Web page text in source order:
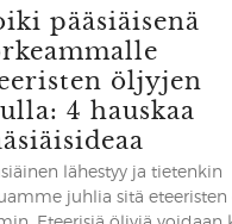
pääsiäisenä
öljyjen
4 hauskaa
lähestyy ja tietenkin
juhlia sitä eteeristen